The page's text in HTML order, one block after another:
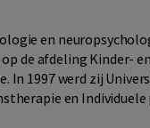
en
de afdeling Kinder-
In 1997 werd zij
en